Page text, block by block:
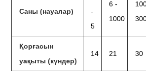
Саны (науалар)
-
5
6 -
1000
Қорғасын
уақыты (күндер)
14 21 30